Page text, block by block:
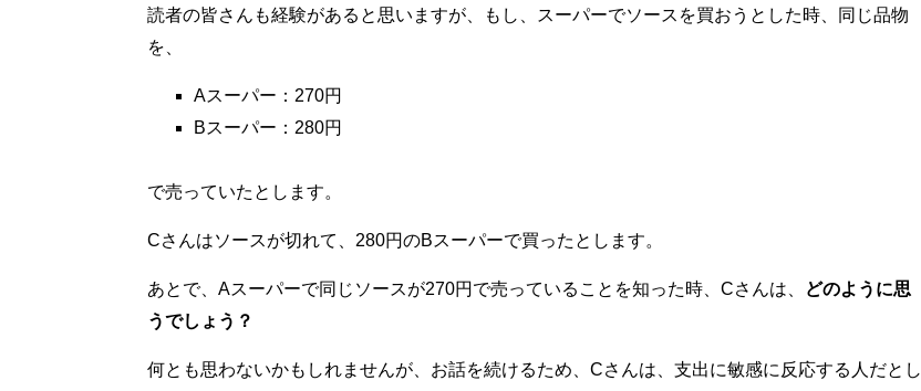
読者の皆さんも経験があると思いますが、もし、スーパーでソースを買おうとした時、同じ品物
を、
Aスーパー：270円
Bスーパー：280円
で売っていたとします。
Cさんはソースが切れて、280円のBスーパーで買ったとします。
あとで、Aスーパーで同じソースが270円で売っていることを知った時、Cさんは、
どのように思
うでしょう？
何とも思わないかもしれませんが、お話を続けるため、Cさんは、支出に敏感に反応する人だとし